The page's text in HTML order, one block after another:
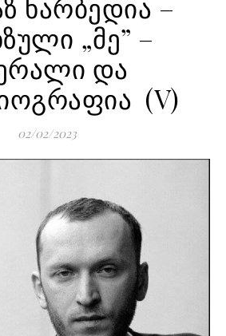
ხარბედია –
„მე” –
და
(V)
02/02/2023